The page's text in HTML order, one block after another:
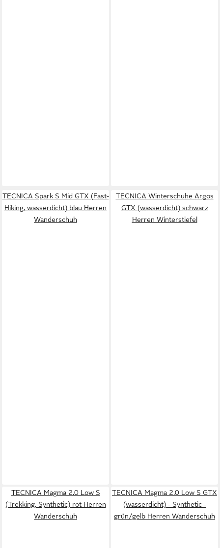
TECNICA Spark S Mid GTX (Fast-
Hiking, wasserdicht) blau Herren
Wanderschuh
TECNICA Winterschuhe Argos
GTX (wasserdicht) schwarz
Herren Winterstiefel
TECNICA Magma 2.0 Low S
(Trekking, Synthetic) rot Herren
Wanderschuh
TECNICA Magma 2.0 Low S GTX
(wasserdicht) - Synthetic -
grün/gelb Herren Wanderschuh